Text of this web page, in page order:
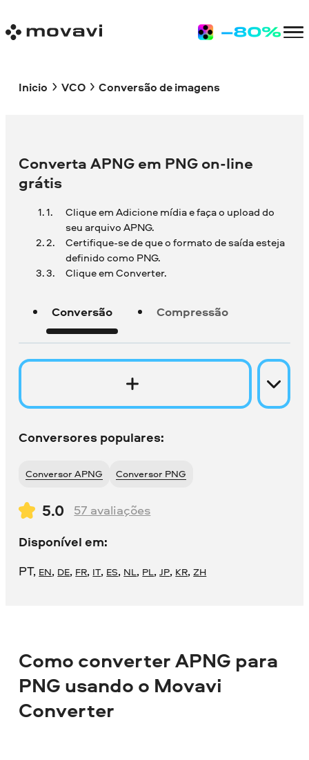
Inicio VCO Conversão de imagens
Converta APNG em PNG on-line
grátis
Clique em Adicione mídia e faça o upload do
seu arquivo APNG.
Certifique-se de que o formato de saída esteja
definido como PNG.
Clique em Converter.
Conversão Compressão
Conversores populares:
Conversor APNG Conversor PNG
5.0 57 avaliações
Disponível em:
PT, EN, DE, FR, IT, ES, NL, PL,JP, KR,ZH
Como converter APNG para
PNG usando o Movavi
Converter